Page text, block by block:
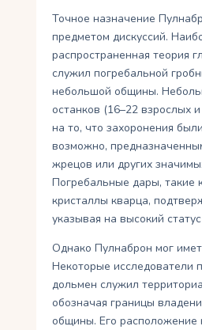
Точное назначение
предметом дискуссий.
распространенная теория
служил погребальной
небольшой общины.
останков (16–22 взрослых
на то, что захоронения
возможно,
жрецов или других
Погребальные дары, такие
кристаллы кварца,
указывая на высокий
Однако Пулнаброн мог
Некоторые исследователи
дольмен служил
обозначая границы
общины. Его расположение